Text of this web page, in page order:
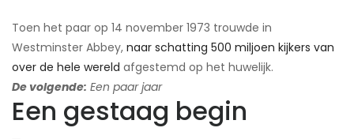
Toen het paar op 14 november 1973 trouwde in
Westminster Abbey, naar schatting 500 miljoen kijkers van
over de hele wereld afgestemd op het huwelijk.
De volgende: Een paar jaar
Een gestaag begin